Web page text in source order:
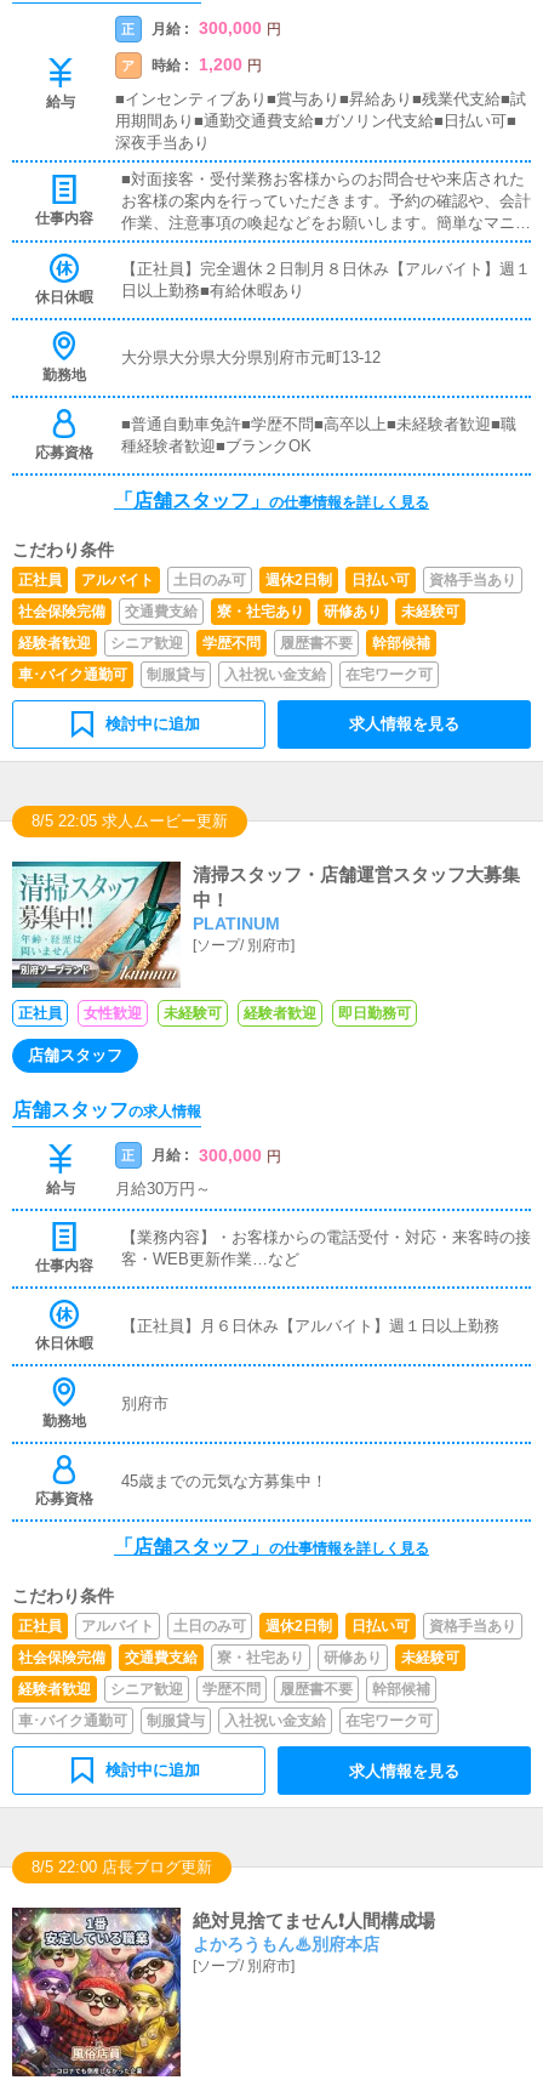
給与
正 月給 : 300,000 円
ア 時給 : 1,200 円
■インセンティブあり■賞与あり■昇給あり■残業代支給■試
用期間あり■通勤交通費支給■ガソリン代支給■日払い可■
深夜手当あり
仕事内容
■対面接客・受付業務お客様からのお問合せや来店された
お客様の案内を行っていただきます。予約の確認や、会計
作業、注意事項の喚起などをお願いします。簡単なマニュ
アルや、先輩スタッフに付いて業務内容を見ながら徐々に
覚えていただきますので、未経験の方でも安心して働けま
す。■企画の立案店舗イベントや店舗運営など様々な企画
など、売上UPに繋がる施策の提案を行っていただきま
の方が稼げるようにインターネットを使ったPR（写メ日
記）などの使い方などのアドバイスを行っていただきま
す。■PC更新業務ヘブンネットなど、ポータルサイト等の
はボタンを押すだけや、ブログの更新時に簡単に文字が入
お過ごしいただくため、店内の清掃や備品の管理・補充を
行っていただきます。
休日休暇
【正社員】完全週休２日制月８日休み【アルバイト】週１
日以上勤務■有給休暇あり
勤務地
大分県大分県大分県別府市元町13-12
応募資格
■普通自動車免許■学歴不問■高卒以上■未経験者歓迎■職
種経験者歓迎■ブランクOK
「店舗スタッフ」 の仕事情報を詳しく見る
こだわり条件
正社員 アルバイト 土日のみ可 週休2日制 日払い可
資格手当あり
社会保険完備
交通費支給 寮・社宅あり 研修あり
未経験可
経験者歓迎
シニア歓迎 学歴不問 履歴書不要
幹部候補
車･バイク通勤可
制服貸与 入社祝い金支給 在宅ワーク可
検討中に追加 求人情報を見る
8/5 22:05 求人ムービー更新
清掃スタッフ・店舗運営スタッフ大募集
中！
PLATINUM
[ソープ/ 別府市]
正社員 女性歓迎 未経験可 経験者歓迎 即日勤務可
店舗スタッフ
店舗スタッフの求人情報
給与
正 月給 : 300,000 円
月給30万円～
仕事内容
【業務内容】・お客様からの電話受付・対応・来客時の接
客・WEB更新作業…など
休日休暇
【正社員】月６日休み【アルバイト】週１日以上勤務
勤務地
別府市
応募資格
45歳までの元気な方募集中！
「店舗スタッフ」 の仕事情報を詳しく見る
こだわり条件
正社員 アルバイト 土日のみ可 週休2日制 日払い可
資格手当あり
社会保険完備
交通費支給 寮・社宅あり 研修あり
未経験可
経験者歓迎
シニア歓迎 学歴不問 履歴書不要
幹部候補
車･バイク通勤可
制服貸与 入社祝い金支給 在宅ワーク可
検討中に追加 求人情報を見る
8/5 22:00 店長ブログ更新
絶対見捨てません❗️人間構成場
よかろうもん♨別府本店
[ソープ/ 別府市]